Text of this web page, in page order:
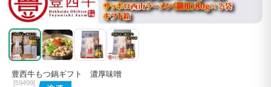
豊西牛もつ鍋ギフト 濃厚味噌
[59499]